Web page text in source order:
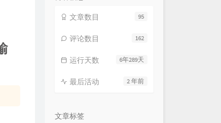
95
文章数目
162
评论数目
6年289天
运行天数
2 年前
最后活动
文章标签